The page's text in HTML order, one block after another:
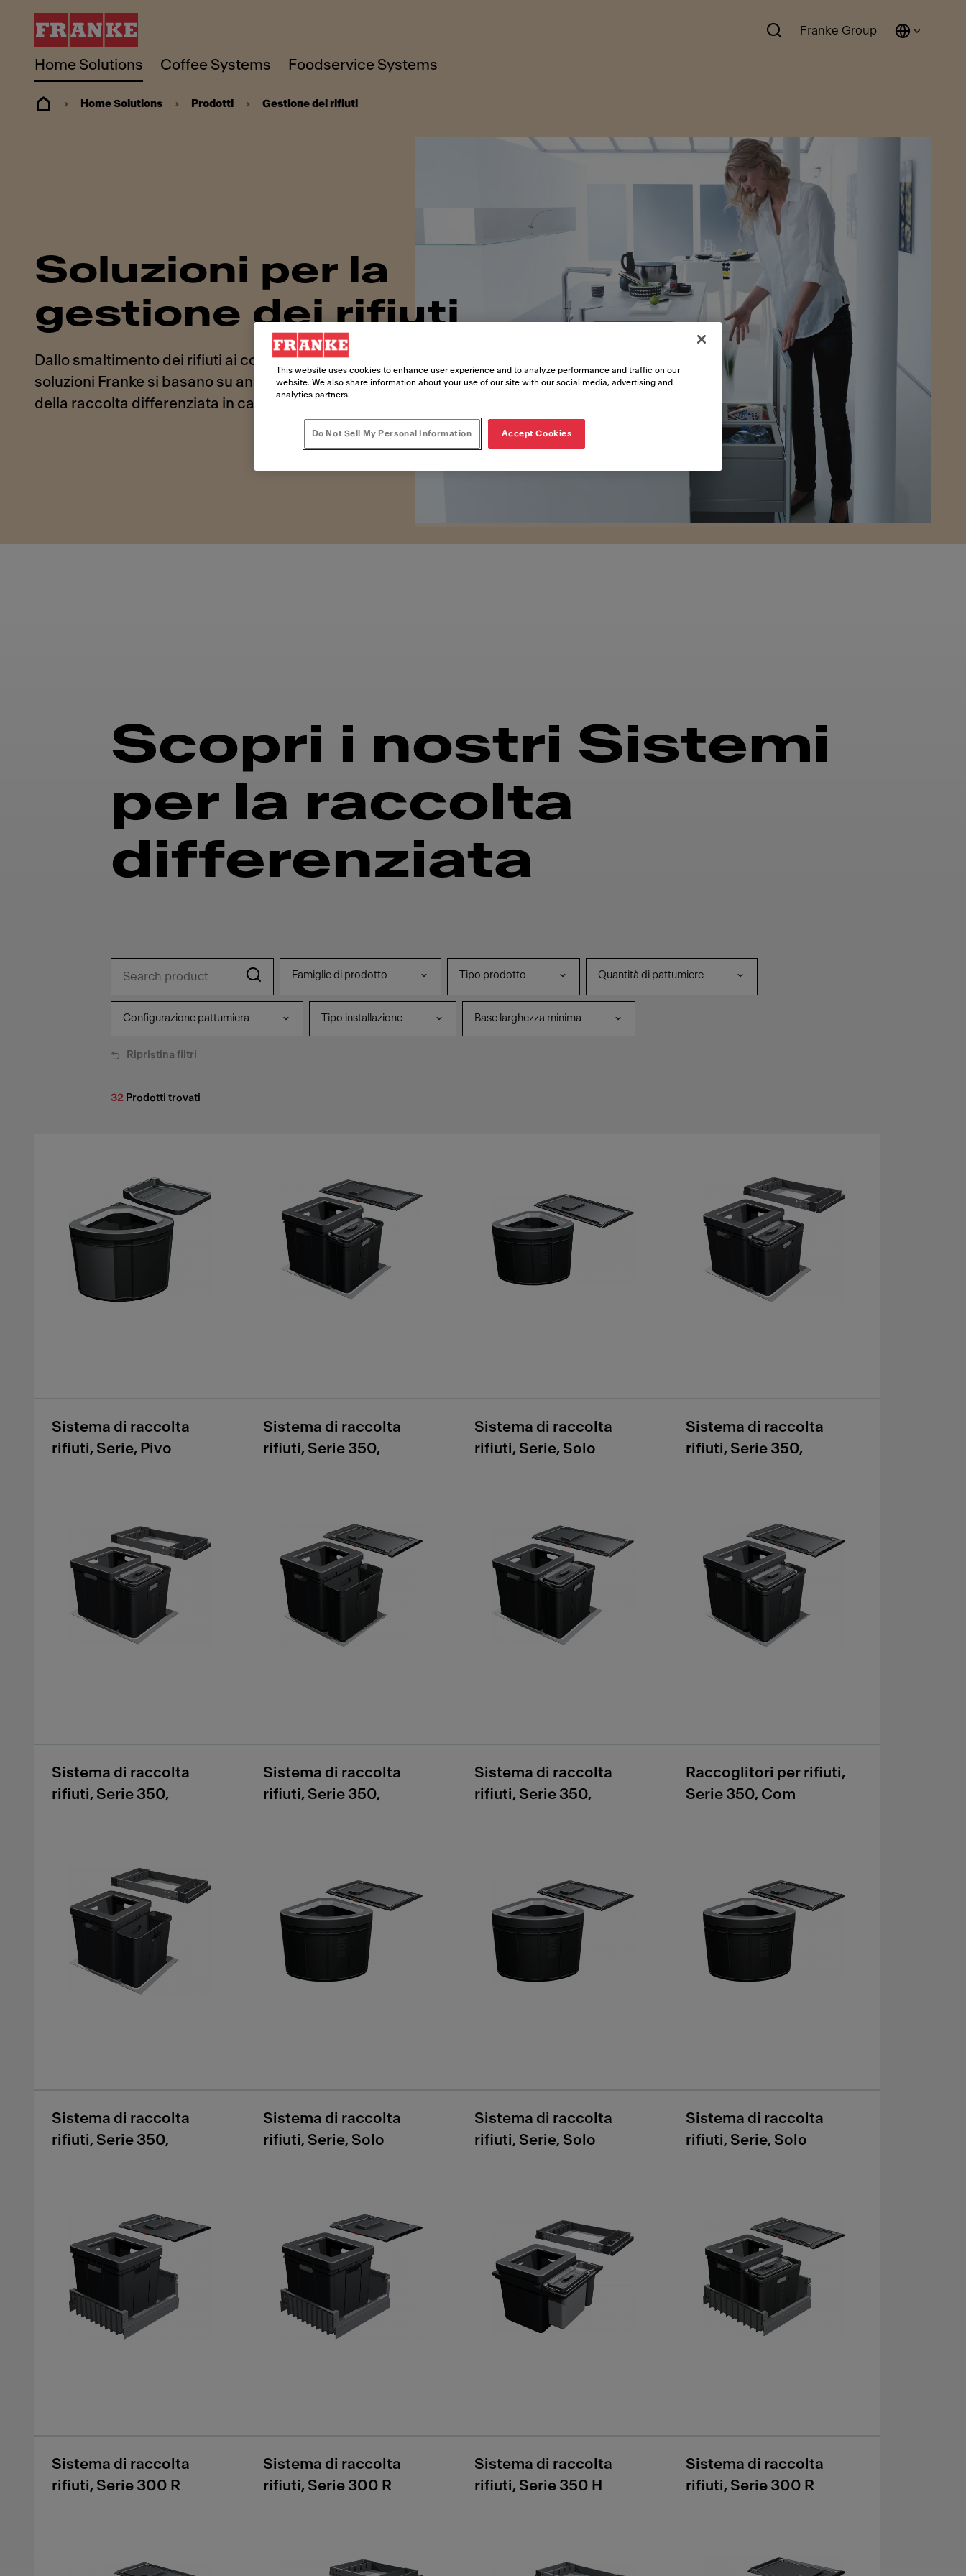
Home Solutions Coffee Systems Foodservice Systems
Franke Group
Home Solutions Prodotti Gestione dei rifiuti
Soluzioni per la
gestione dei rifiuti
Dallo smaltimento dei rifiuti ai contenitori per il riciclaggio: le
soluzioni Franke si basano su anni di esperienza nella gestione
della raccolta differenziata in casa.
Scopri i nostri Sistemi
per la raccolta
differenziata
Famiglie di prodotto Tipo prodotto Quantità di pattumiere
Configurazione pattumiera Tipo installazione Base larghezza minima
Ripristina filtri
32 Prodotti trovati
Sistema di raccolta
rifiuti, Serie, Pivo
Sistema di raccolta
rifiuti, Serie 350,
Sistema di raccolta
rifiuti, Serie, Solo
Sistema di raccolta
rifiuti, Serie 350,
Sistema di raccolta
rifiuti, Serie 350,
Sistema di raccolta
rifiuti, Serie 350,
Sistema di raccolta
rifiuti, Serie 350,
Raccoglitori per rifiuti,
Serie 350, Com
Sistema di raccolta
rifiuti, Serie 350,
Sistema di raccolta
rifiuti, Serie, Solo
Sistema di raccolta
rifiuti, Serie, Solo
Sistema di raccolta
rifiuti, Serie, Solo
Sistema di raccolta
rifiuti, Serie 300 R
Sistema di raccolta
rifiuti, Serie 300 R
Sistema di raccolta
rifiuti, Serie 350 H
Sistema di raccolta
rifiuti, Serie 300 R
This website uses cookies to enhance user experience and to analyze performance and traffic on our
website. We also share information about your use of our site with our social media, advertising and
analytics partners.
Do Not Sell My Personal Information Accept Cookies